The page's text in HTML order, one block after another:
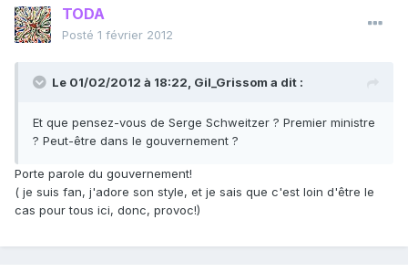
TODA
Posté 1 février 2012
Le 01/02/2012 à 18:22, Gil_Grissom a dit :
Et que pensez-vous de Serge Schweitzer ? Premier ministre
? Peut-être dans le gouvernement ?
Porte parole du gouvernement!
( je suis fan, j'adore son style, et je sais que c'est loin d'être le
cas pour tous ici, donc, provoc!)